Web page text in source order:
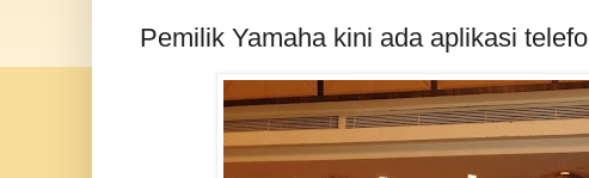
Pemilik Yamaha kini ada aplikasi